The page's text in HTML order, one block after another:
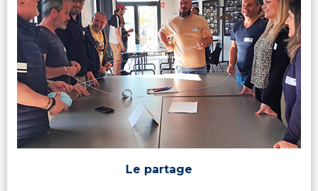
Le partage